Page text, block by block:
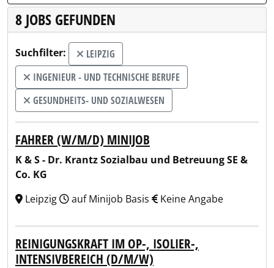
8 JOBS GEFUNDEN
Suchfilter:
LEIPZIG
INGENIEUR - UND TECHNISCHE BERUFE
GESUNDHEITS- UND SOZIALWESEN
FAHRER (W/M/D) MINIJOB
K & S - Dr. Krantz Sozialbau und Betreuung SE &
Co. KG
Leipzig
auf Minijob Basis Keine Angabe
REINIGUNGSKRAFT IM OP-, ISOLIER-,
INTENSIVBEREICH (D/M/W)